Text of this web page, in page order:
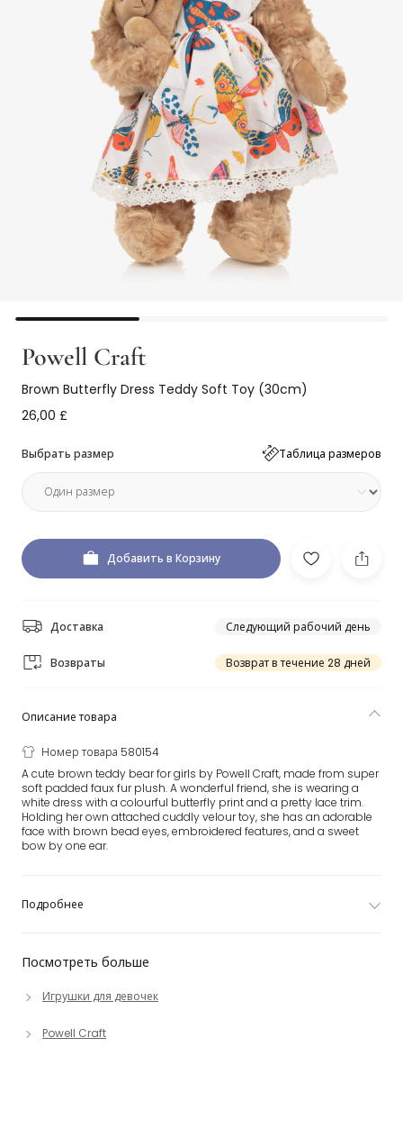
Powell Craft
Brown Butterfly Dress Teddy Soft Toy (30cm)
26,00 £
Выбрать размер Таблица размеров
Добавить в Корзину
Доставка Следующий рабочий день
Возвраты Возврат в течение 28 дней
Посмотреть больше
Игрушки для девочек
Powell Craft
Описание товара
Номер товара 580154
A cute brown teddy bear for girls by Powell Craft, made from super
soft padded faux fur plush. A wonderful friend, she is wearing a
white dress with a colourful butterfly print and a pretty lace trim.
Holding her own attached cuddly velour toy, she has an adorable
face with brown bead eyes, embroidered features, and a sweet
bow by one ear.
Подробнее